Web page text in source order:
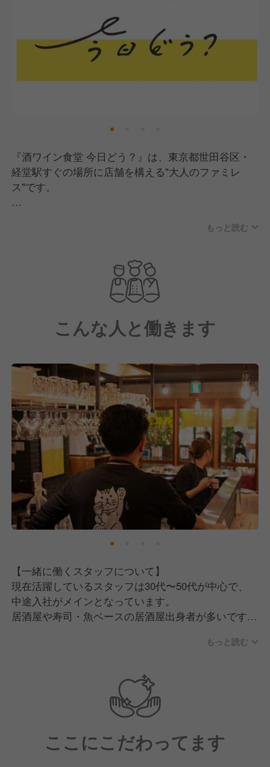
『酒ワイン食堂 今日どう？』は、東京都世田谷区・
経堂駅すぐの場所に店舗を構える"大人のファミレ
ス"です。
う温かい雰囲気が魅力で、客層は地域の方がメインに
家族連れの方もいらっしゃるなど幅広く、様々なシー
ンでご利用いただいているため、客単価も1,500円〜
8,000円と幅広くなっています。
メニューはじっくり煮込んだ豚の角煮や牛ホホの煮込
供しています。
煮込み料理は手作りのソースにこだわり、数量限定で
の提供となるほど人気のメニューです。そのほかにも
季節の食材を取り入れたメニューを揃えており、何度
来ても飽きないラインナップとなっています。
お酒はワインをグラスで8種類・ボトル20種類以上、
日本酒は常時10種類に加え季節のお酒や隠し酒も揃え
ており、好みに合わせた提案もできるスタイルです。
料理との相性を考えながら、気軽にワインや日本酒を
楽しめるお店となっています。
2019年12月のオープン以来、おかげさまで地域に根
付いた愛されるお店となっています。
これからも変わらず、「ワインって面白い！」と思っ
ていただけるきっかけを一つひとつ作り続けていきま
す。
そこで現在は、一緒にお店を盛り上げていただける新
もっと読む
こんな人と働きます
【一緒に働くスタッフについて】
現在活躍しているスタッフは30代〜50代が中心で、
中途入社がメインとなっています。
居酒屋や寿司・魚ベースの居酒屋出身者が多いです
い！」と入社してきたカフェ業態のマネージャー出身
【私たちが採用の中で大切にしていること】
一人でふらっと来てくれるお客様や地域の常連さんが
多いお店だからこそ、カウンター越しに自然体でコミ
ュニケーションが取れる方に向いているお店です。
もっと読む
ここにこだわってます